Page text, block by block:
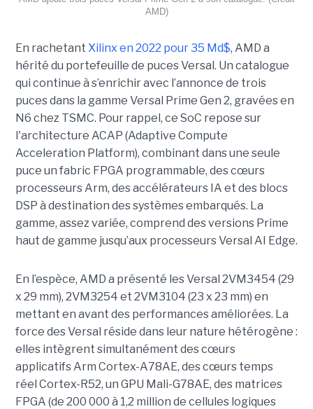
AMD)
En rachetant Xilinx en 2022 pour 35 Md$, AMD a
hérité du portefeuille de puces Versal. Un catalogue
qui continue à s’enrichir avec l’annonce de trois
puces dans la gamme Versal Prime Gen 2, gravées en
N6 chez TSMC. Pour rappel, ce SoC repose sur
l'architecture ACAP (Adaptive Compute
Acceleration Platform), combinant dans une seule
puce un fabric FPGA programmable, des cœurs
processeurs Arm, des accélérateurs IA et des blocs
DSP à destination des systèmes embarqués. La
gamme, assez variée, comprend des versions Prime
haut de gamme jusqu’aux processeurs Versal AI Edge.
En l’espèce, AMD a présenté les Versal 2VM3454 (29
x 29 mm), 2VM3254 et 2VM3104 (23 x 23 mm) en
mettant en avant des performances améliorées. La
force des Versal réside dans leur nature hétérogène :
elles intègrent simultanément des cœurs
applicatifs Arm Cortex-A78AE, des cœurs temps
réel Cortex-R52, un GPU Mali-G78AE, des matrices
FPGA (de 200 000 à 1,2 million de cellules logiques